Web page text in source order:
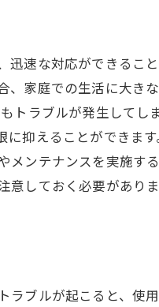
速な対応ができるこ
家庭での生活に大き
トラブルが発生してし
抑えることができま
ンテナンスを実施す
しておく必要がありま
ブルが起こると、使